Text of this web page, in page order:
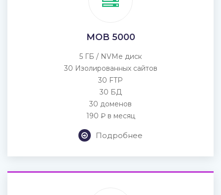
MOB 5000
5 ГБ / NVMe диск
30 Изолированных сайтов
30 FTP
30 БД
30 доменов
190 ₽ в месяц
Подробнее